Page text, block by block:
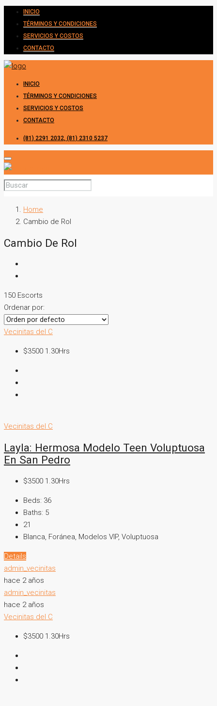
INICIO
TÉRMINOS Y CONDICIONES
SERVICIOS Y COSTOS
CONTACTO
INICIO
TÉRMINOS Y CONDICIONES
SERVICIOS Y COSTOS
CONTACTO
(81) 2291 2032, (81) 2310 5237
Home
Cambio de Rol
Cambio De Rol
150 Escorts
Ordenar por:
Vecinitas del C
$3500 1.30Hrs
Vecinitas del C
Layla: Hermosa Modelo Teen Voluptuosa
En San Pedro
$3500 1.30Hrs
Beds: 36
Baths: 5
21
Blanca, Foránea, Modelos VIP, Voluptuosa
Details
admin_vecinitas
hace 2 años
admin_vecinitas
hace 2 años
Vecinitas del C
$3500 1.30Hrs